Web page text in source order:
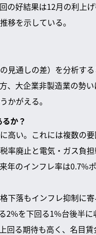
の好結果は12月の利上
移を示している。
見通しの差）を分析す
、大企業非製造業の勢
かがえる。
か？
高い。これには複数の
率廃止と電気・ガス負
年のインフレ率は0.7%
下落もインフレ抑制に
2%を下回る1%台後半
回る期待も高く、名目